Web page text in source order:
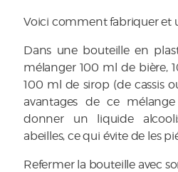
Voici comment fabriquer et
Dans une bouteille en
mélanger 100 ml de bière,
100 ml de sirop (de cassis
avantages de ce
donner un liquide
abeilles, ce qui évite de les
Refermer la bouteille avec